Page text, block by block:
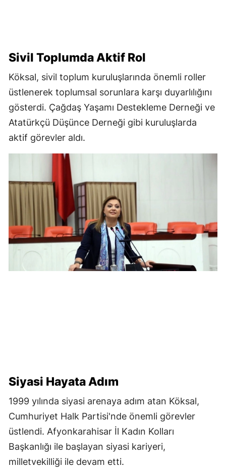
Sivil Toplumda Aktif Rol
Köksal, sivil toplum kuruluşlarında önemli roller
üstlenerek toplumsal sorunlara karşı duyarlılığını
gösterdi. Çağdaş Yaşamı Destekleme Derneği ve
Atatürkçü Düşünce Derneği gibi kuruluşlarda
aktif görevler aldı.
Siyasi Hayata Adım
1999 yılında siyasi arenaya adım atan Köksal,
Cumhuriyet Halk Partisi'nde önemli görevler
üstlendi. Afyonkarahisar İl Kadın Kolları
Başkanlığı ile başlayan siyasi kariyeri,
milletvekilliği ile devam etti.